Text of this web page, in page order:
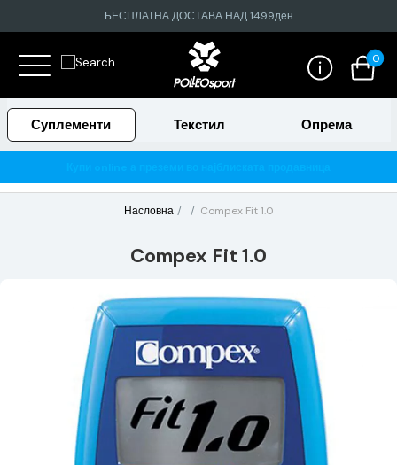
БЕСПЛАТНА ДОСТАВА НАД 1499ден
0
Суплементи Текстил Опрема
Насловна Compex Fit 1.0
Compex Fit 1.0